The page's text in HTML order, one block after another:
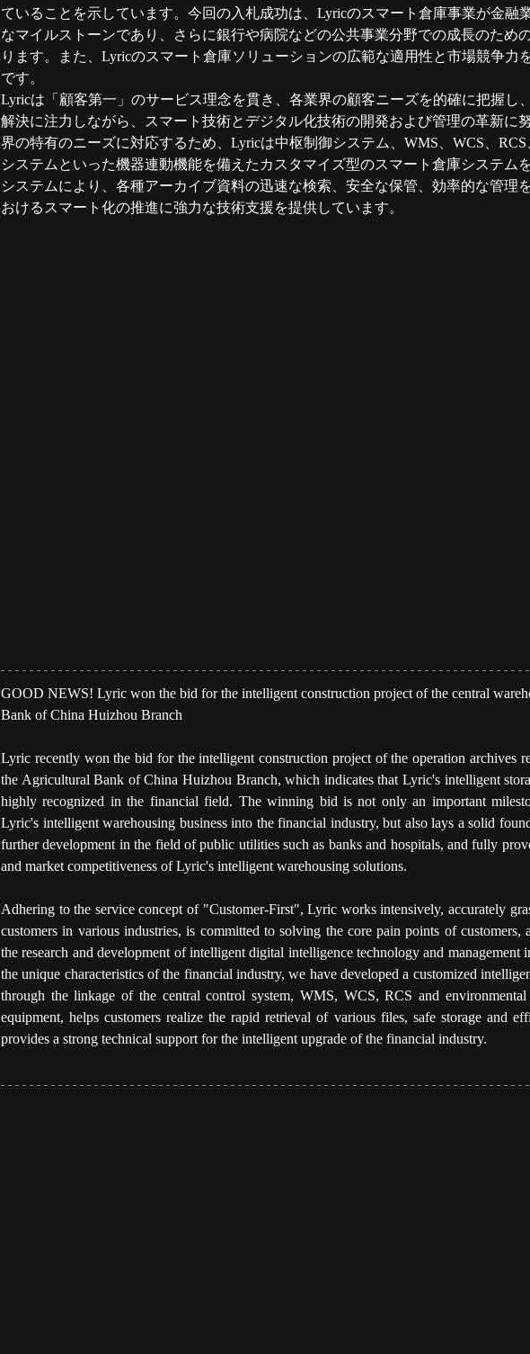
ていることを示しています。今回の入札成功は、Lyricのスマート倉庫事業が金融
なマイルストーンであり、さらに銀行や病院などの公共事業分野での成長のため
ります。また、Lyricのスマート倉庫ソリューションの広範な適用性と市場競争力
です。
Lyricは「顧客第一」のサービス理念を貫き、各業界の顧客ニーズを的確に把握し
解決に注力しながら、スマート技術とデジタル化技術の開発および管理の革新に
界の特有のニーズに対応するため、Lyricは中枢制御システム、WMS、WCS、
システムといった機器連動機能を備えたカスタマイズ型のスマート倉庫システム
システムにより、各種アーカイブ資料の迅速な検索、安全な保管、効率的な管理
おけるスマート化の推進に強力な技術支援を提供しています。
GOOD NEWS! Lyric won the bid for the intelligent construction project of the central
Bank of China Huizhou Branch
Lyric recently won the bid for the intelligent construction project of the operation archives
the Agricultural Bank of China Huizhou Branch, which indicates that Lyric's intelligent
highly recognized in the financial field. The winning bid is not only an important
Lyric's intelligent warehousing business into the financial industry, but also lays a solid
further development in the field of public utilities such as banks and hospitals, and fully
and market competitiveness of Lyric's intelligent warehousing solutions.
Adhering to the service concept of "Customer-First", Lyric works intensively, accurately
customers in various industries, is committed to solving the core pain points of customers,
the research and development of intelligent digital intelligence technology and management
the unique characteristics of the financial industry, we have developed a customized
through the linkage of the central control system, WMS, WCS, RCS and environmental
equipment, helps customers realize the rapid retrieval of various files, safe storage and
provides a strong technical support for the intelligent upgrade of the financial industry.